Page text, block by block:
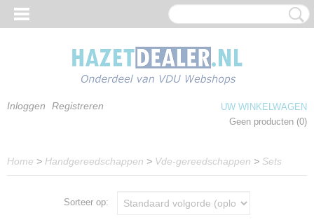
Inloggen Registreren
UW WINKELWAGEN
Geen producten (0)
Home > Handgereedschappen > Vde-gereedschappen > Sets
Sorteer op: